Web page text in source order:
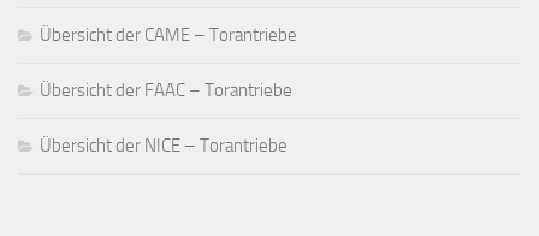
Übersicht der CAME – Torantriebe
Übersicht der FAAC – Torantriebe
Übersicht der NICE – Torantriebe